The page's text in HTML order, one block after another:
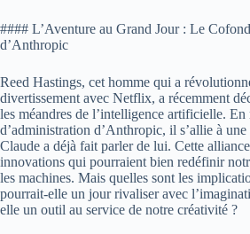
#### L’Aventure au Grand Jour : Le
d’Anthropic
Reed Hastings, cet homme qui a
divertissement avec Netflix, a récemment
les méandres de l’intelligence artificielle.
d’administration d’Anthropic, il s’allie à
Claude a déjà fait parler de lui. Cette
innovations qui pourraient bien redéfinir
les machines. Mais quelles sont les
pourrait-elle un jour rivaliser avec
elle un outil au service de notre créativité ?